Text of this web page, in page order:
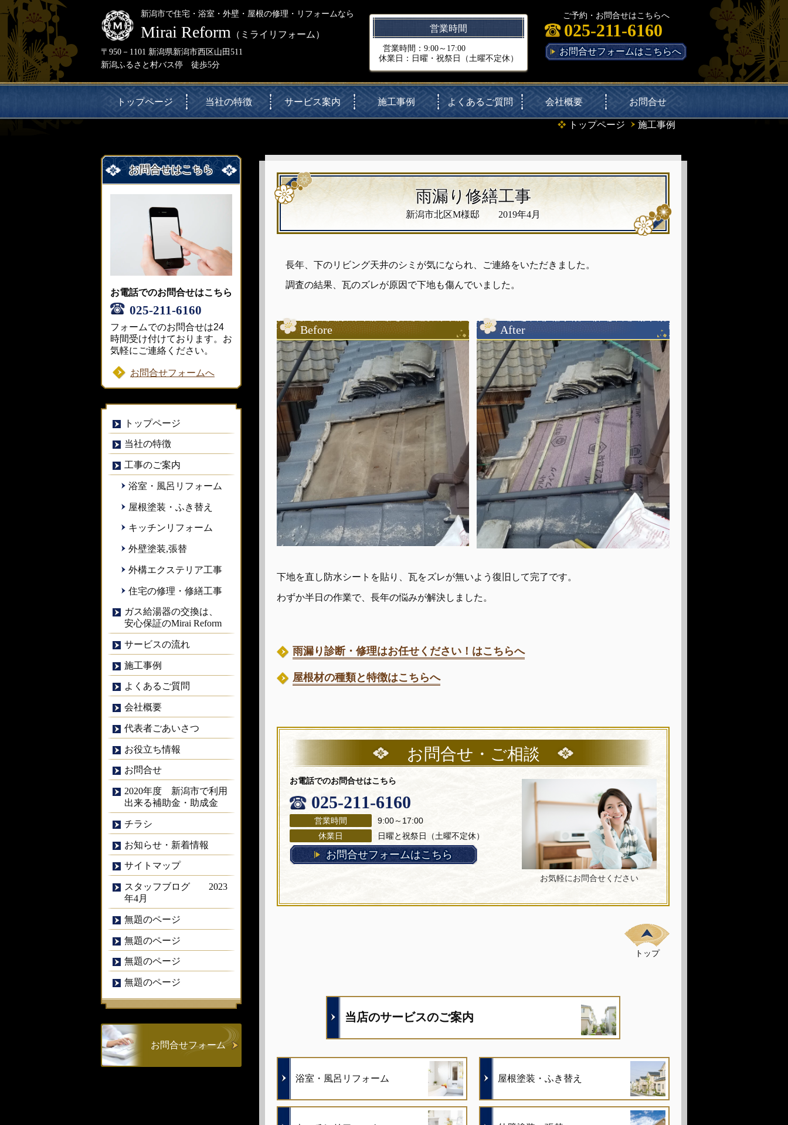
新潟市で住宅・浴室・外壁・屋根の修理・リフォームなら
Mirai Reform （ミライリフォーム）
〒950－1101 新潟県新潟市西区山田511
新潟ふるさと村バス停 徒歩5分
営業時間
営業時間：9:00～17:00
休業日：日曜・祝祭日（土曜不定休）
ご予約・お問合せはこちらへ
025-211-6160
お問合せフォームはこちらへ
トップページ 当社の特徴 サービス案内 施工事例 よくあるご質問 会社概要 お問合せ
トップページ 施工事例
雨漏り修繕工事
新潟市北区M様邸 2019年4月
長年、下のリビング天井のシミが気になられ、ご連絡をいただきました。
調査の結果、瓦のズレが原因で下地も傷んでいました。
Before After
下地を直し防水シートを貼り、瓦をズレが無いよう復旧して完了です。
わずか半日の作業で、長年の悩みが解決しました。
雨漏り診断・修理はお任せください！はこちらへ
屋根材の種類と特徴はこちらへ
お問合せ・ご相談
お気軽にお問合せください
お電話でのお問合せはこちら
025-211-6160
営業時間
9:00～17:00
休業日
日曜と祝祭日（土曜不定休）
お問合せフォームはこちら
トップ
当店のサービスのご案内
浴室・風呂リフォーム 屋根塗装・ふき替え
お問合せはこちら
お電話でのお問合せはこちら
025-211-6160
フォームでのお問合せは24
時間受け付けております。お
気軽にご連絡ください。
お問合せフォームへ
トップページ
当社の特徴
工事のご案内
浴室・風呂リフォーム
屋根塗装・ふき替え
キッチンリフォーム
外壁塗装,張替
外構エクステリア工事
住宅の修理・修繕工事
ガス給湯器の交換は、
安心保証のMirai Reform
サービスの流れ
施工事例
よくあるご質問
会社概要
代表者ごあいさつ
お役立ち情報
お問合せ
2020年度 新潟市で利用
出来る補助金・助成金
チラシ
お知らせ・新着情報
サイトマップ
スタッフブログ 2023
年4月
無題のページ
無題のページ
無題のページ
無題のページ
お問合せフォーム